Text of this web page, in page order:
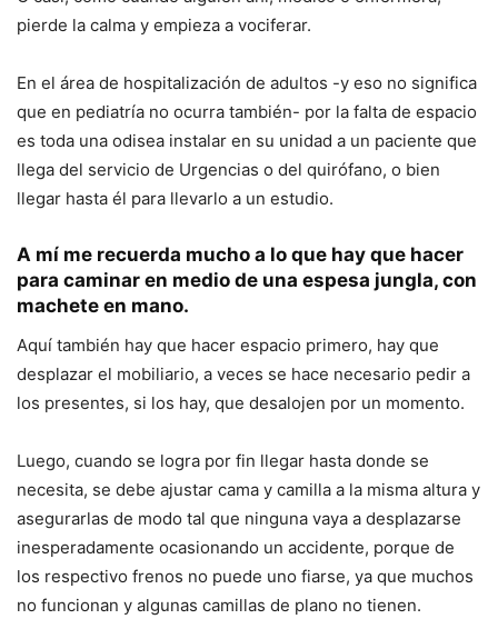
pierde la calma y empieza a vociferar.
En el área de hospitalización de adultos -y eso no significa
que en pediatría no ocurra también- por la falta de espacio
es toda una odisea instalar en su unidad a un paciente que
llega del servicio de Urgencias o del quirófano, o bien
llegar hasta él para llevarlo a un estudio.
A mí me recuerda mucho a lo que hay que hacer
para caminar en medio de una espesa jungla, con
machete en mano.
Aquí también hay que hacer espacio primero, hay que
desplazar el mobiliario, a veces se hace necesario pedir a
los presentes, si los hay, que desalojen por un momento.
Luego, cuando se logra por fin llegar hasta donde se
necesita, se debe ajustar cama y camilla a la misma altura y
asegurarlas de modo tal que ninguna vaya a desplazarse
inesperadamente ocasionando un accidente, porque de
los respectivo frenos no puede uno fiarse, ya que muchos
no funcionan y algunas camillas de plano no tienen.